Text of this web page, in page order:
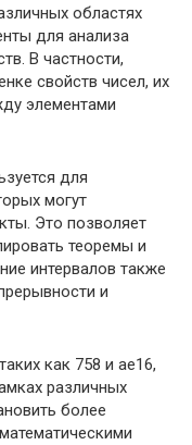
областях
для анализа
В частности,
свойств чисел, их
элементами
для
могут
Это позволяет
теоремы и
интервалов также
и
как 758 и ae16,
различных
более